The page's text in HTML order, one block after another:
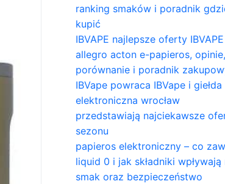
ranking smaków i poradnik
kupić
IBVAPE najlepsze oferty
allegro acton e-papieros, opinie,
porównanie i poradnik
IBVape powraca IBVape i giełda
elektroniczna wrocław
przedstawiają najciekawsze
sezonu
papieros elektroniczny – co
liquid 0 i jak składniki wpływają
smak oraz bezpieczeństwo